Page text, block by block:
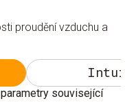
proudění vzduchu a
související